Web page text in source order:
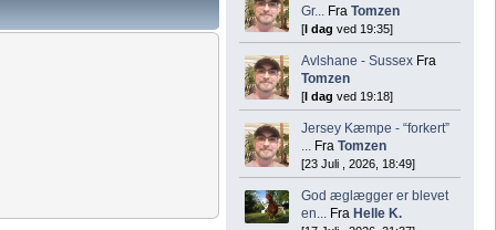
Gr... Fra Tomzen
[I dag ved 19:35]
Avlshane - Sussex Fra
Tomzen
[I dag ved 19:18]
Jersey Kæmpe - “forkert”
... Fra Tomzen
[23 Juli , 2026, 18:49]
God æglægger er blevet
en... Fra Helle K.